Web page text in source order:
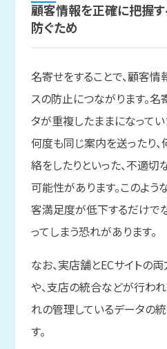
顧客情報を正確に把握す
防ぐため
名寄せをすることで、顧客情
スの防止につながります。名
タが重複したままになって
何度も同じ案内を送ったり
絡をしたりといった、不適
可能性があります。このよう
客満足度が低下するだけで
ってしまう恐れがあります。
なお、実店舗とECサイトの
や、支店の統合などが行わ
れの管理しているデータの
す。